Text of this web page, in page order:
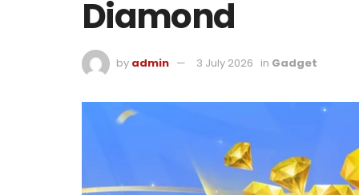
Diamond
by admin 3 July 2026 in Gadget